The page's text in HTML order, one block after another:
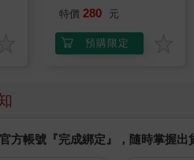
特價 280 元
預購限定
方帳號『完成綁定』，隨時掌握出